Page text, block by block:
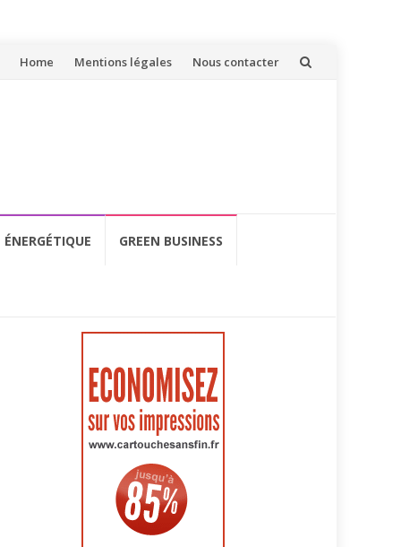
Aller
Home Mentions légales Nous contacter
ÉNERGÉTIQUE GREEN BUSINESS